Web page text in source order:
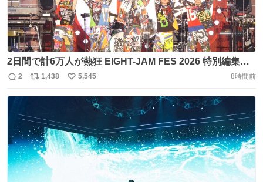
2日間で計6万人が熱狂 EIGHT-JAM FES 2026 特別編集で
お届け‼️ #candk #イコラブ #EIGHTJAMスペシャルバンド
キュウソネコカミ #東京スカパラダイスオーケストラ 豪華
8組集結✨ それぞれの圧巻パフォーマンス #SUPEREIGHT
とのスペシャルコラボも🔥 https://t.co/w5G8jHy0Q5
返
信
2
リ
ポ
ト
数
1,438
い
い
5,545 8時間前